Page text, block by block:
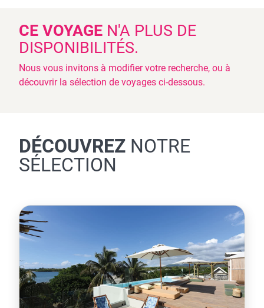
CE VOYAGEN'A PLUS DE
DISPONIBILITÉS.
Nous vous invitons à modifier votre recherche, ou à
découvrir la sélection de voyages ci-dessous.